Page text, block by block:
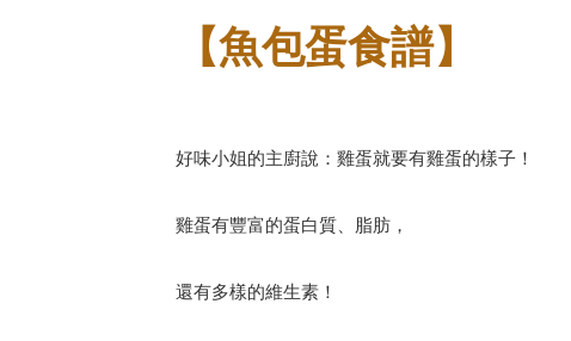
【魚包蛋食譜】
好味小姐的主廚說：雞蛋就要有雞蛋的樣子！
雞蛋有豐富的蛋白質、脂肪，
還有多樣的維生素！